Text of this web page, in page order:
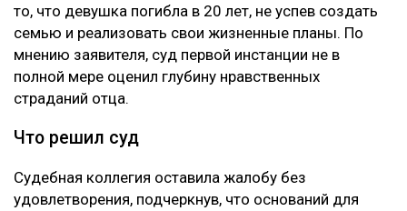
то, что девушка погибла в 20 лет, не успев создать
семью и реализовать свои жизненные планы. По
мнению заявителя, суд первой инстанции не в
полной мере оценил глубину нравственных
страданий отца.
Что решил суд
Судебная коллегия оставила жалобу без
удовлетворения, подчеркнув, что оснований для